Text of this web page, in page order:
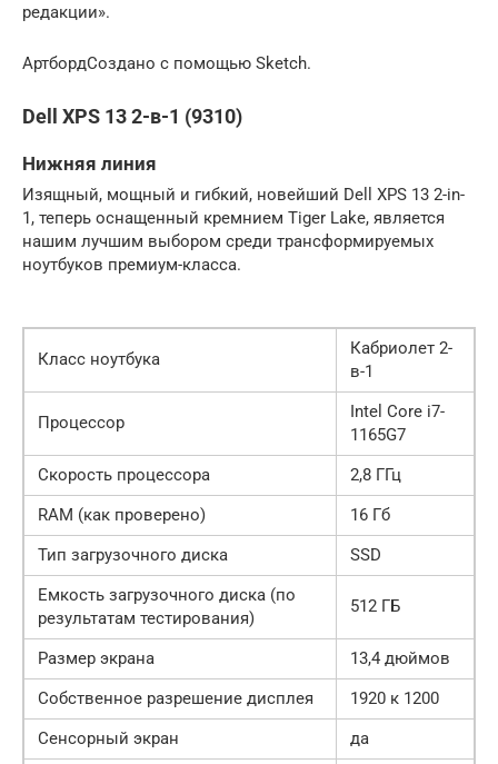
редакции».
АртбордСоздано с помощью Sketch.
Dell XPS 13 2-в-1 (9310)
Нижняя линия
Изящный, мощный и гибкий, новейший Dell XPS 13 2-in-
1, теперь оснащенный кремнием Tiger Lake, является
нашим лучшим выбором среди трансформируемых
ноутбуков премиум-класса.
Класс ноутбука
Кабриолет 2-
в-1
Процессор
Intel Core i7-
1165G7
Скорость процессора
2,8 ГГц
RAM (как проверено)
16 Гб
Тип загрузочного диска
SSD
Емкость загрузочного диска (по
результатам тестирования)
512 ГБ
Размер экрана
13,4 дюймов
Собственное разрешение дисплея
1920 к 1200
Сенсорный экран
да